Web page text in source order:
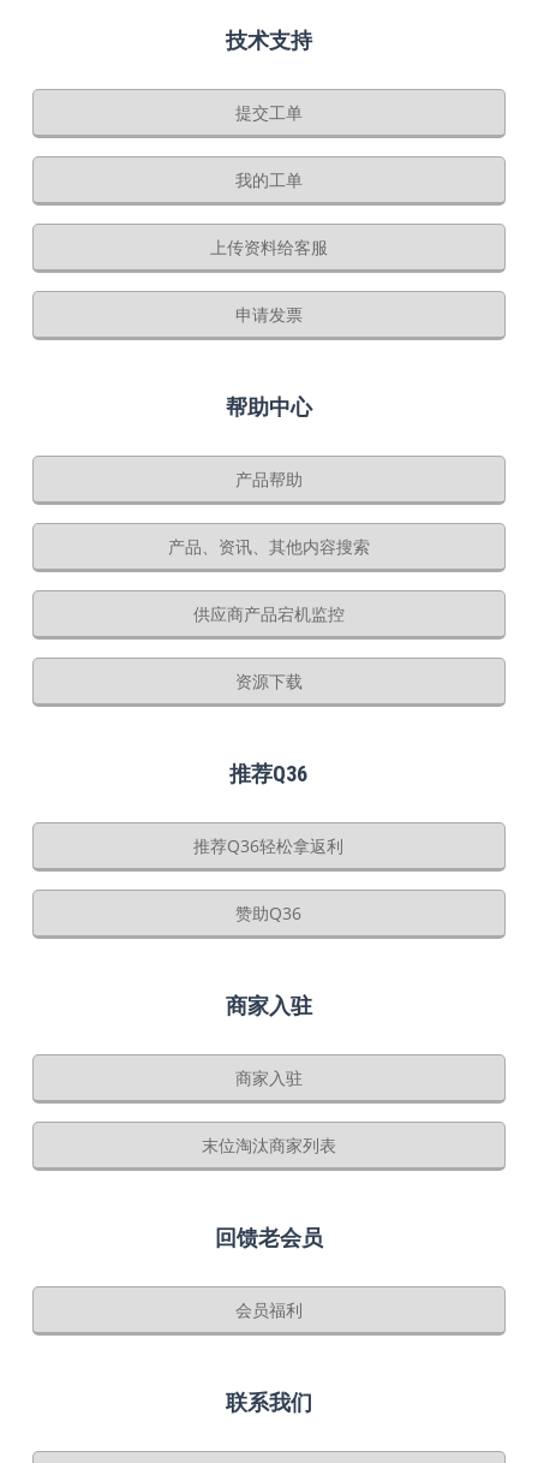
技术支持
提交工单
我的工单
上传资料给客服
申请发票
帮助中心
产品帮助
产品、资讯、其他内容搜索
供应商产品宕机监控
资源下载
推荐Q36
推荐Q36轻松拿返利
赞助Q36
商家入驻
商家入驻
末位淘汰商家列表
回馈老会员
会员福利
联系我们